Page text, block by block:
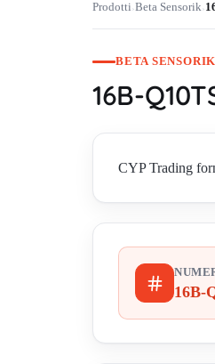
Prodotti›Beta Sensorik›
BETA SENSORIK
16B-
CYP Trading
16B-